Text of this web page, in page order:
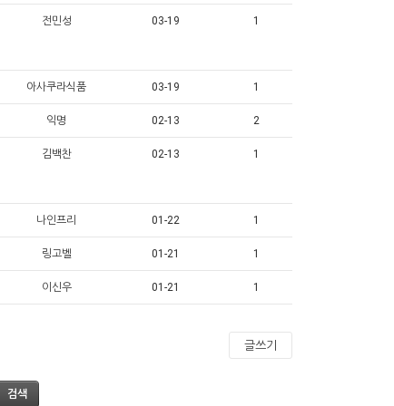
전민성 03-19 1
아사쿠라식품 03-19 1
익명 02-13 2
김백찬 02-13 1
나인프리 01-22 1
링고벨 01-21 1
이신우 01-21 1
글쓰기